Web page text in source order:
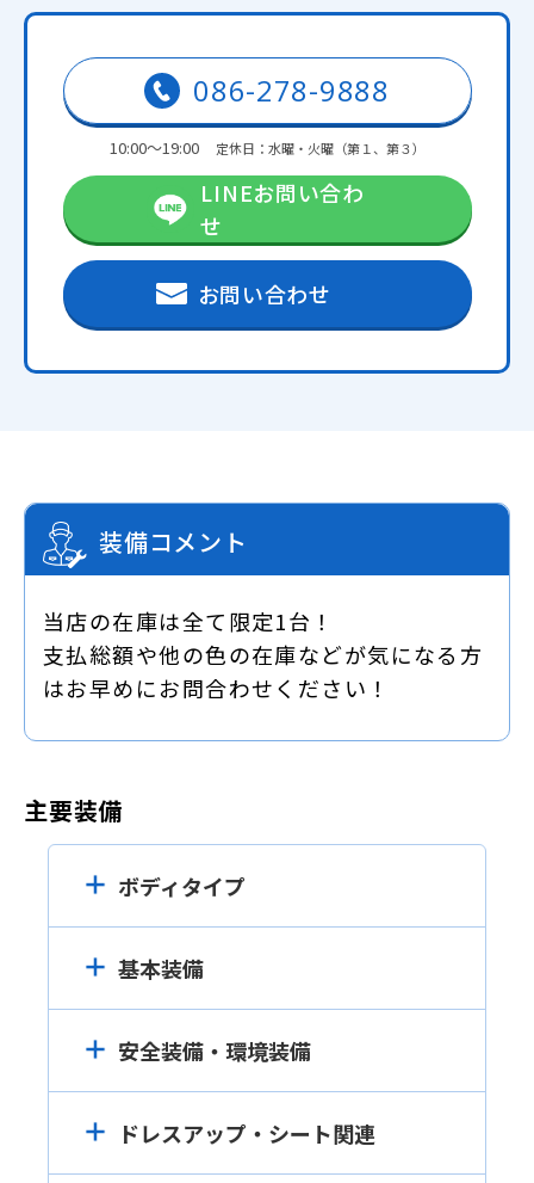
086-278-9888
10:00～19:00 定休日：水曜・火曜（第１、第３）
LINEお問い合わ
せ
お問い合わせ
装備コメント
当店の在庫は全て限定1台！
支払総額や他の色の在庫などが気になる方
はお早めにお問合わせください！
主要装備
ボディタイプ
基本装備
安全装備・環境装備
ドレスアップ・シート関連